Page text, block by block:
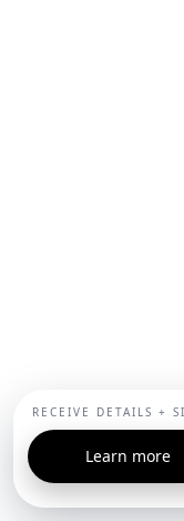
RECEIVE DETAILS +
Learn more